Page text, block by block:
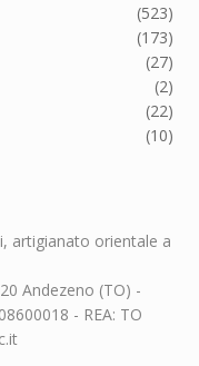
(523)
(173)
(27)
(2)
(22)
(10)
artigianato orientale a
Andezeno (TO) -
- REA: TO